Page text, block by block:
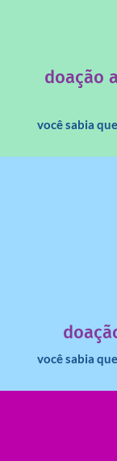
doação
você sabia
você sabia